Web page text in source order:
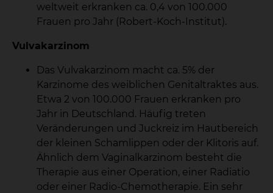
weltweit erkranken ca. 0,4 von 100.000
Frauen pro Jahr (Robert-Koch-Institut).
Vulvakarzinom
Das Vulvakarzinom macht ca. 5% der
Karzinome des weiblichen Genitaltraktes aus.
Etwa 2 von 100.000 Frauen erkranken pro
Jahr in Deutschland. Häufig treten
Veränderungen und Juckreiz im Hautbereich
der kleinen Schamlippen oder der Klitoris auf.
Ähnlich dem Vaginalkarzinom besteht die
Therapie aus einer Operation, einer Radiatio
oder einer Radio-Chemotherapie. Ein sehr